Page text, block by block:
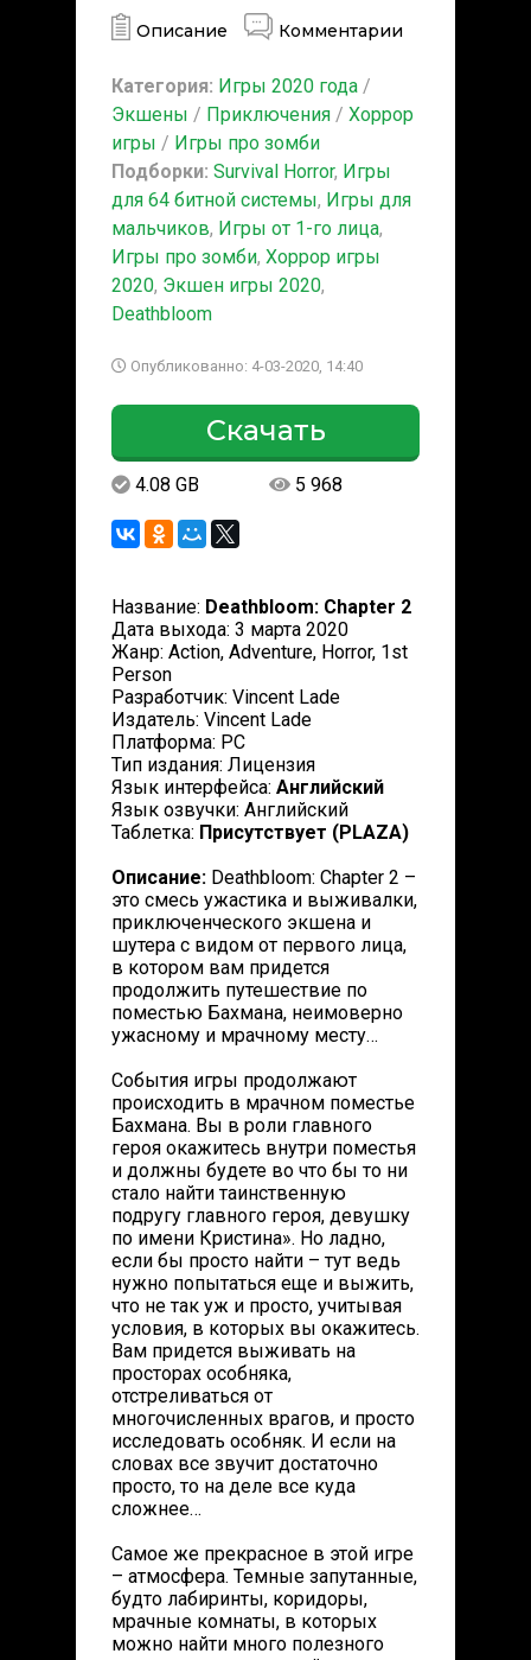
Описание Комментарии
Категория: Игры 2020 года /
Экшены / Приключения / Хоррор
игры / Игры про зомби
Подборки: Survival Horror, Игры
для 64 битной системы, Игры для
мальчиков, Игры от 1-го лица,
Игры про зомби, Хоррор игры
2020, Экшен игры 2020,
Deathbloom
Опубликованно: 4-03-2020, 14:40
Скачать
4.08 GB 5 968
Название: Deathbloom: Chapter 2
Дата выхода: 3 марта 2020
Жанр: Action, Adventure, Horror, 1st
Person
Разработчик: Vincent Lade
Издатель: Vincent Lade
Платформа: PC
Тип издания: Лицензия
Язык интерфейса: Английский
Язык озвучки: Английский
Таблетка: Присутствует (PLAZA)
Описание: Deathbloom: Chapter 2 –
это смесь ужастика и выживалки,
приключенческого экшена и
шутера с видом от первого лица,
в котором вам придется
продолжить путешествие по
поместью Бахмана, неимоверно
ужасному и мрачному месту…
События игры продолжают
происходить в мрачном поместье
Бахмана. Вы в роли главного
героя окажитесь внутри поместья
и должны будете во что бы то ни
стало найти таинственную
подругу главного героя, девушку
по имени Кристина». Но ладно,
если бы просто найти – тут ведь
нужно попытаться еще и выжить,
что не так уж и просто, учитывая
условия, в которых вы окажитесь.
Вам придется выживать на
просторах особняка,
отстреливаться от
многочисленных врагов, и просто
исследовать особняк. И если на
словах все звучит достаточно
просто, то на деле все куда
сложнее…
Самое же прекрасное в этой игре
– атмосфера. Темные запутанные,
будто лабиринты, коридоры,
мрачные комнаты, в которых
можно найти много полезного